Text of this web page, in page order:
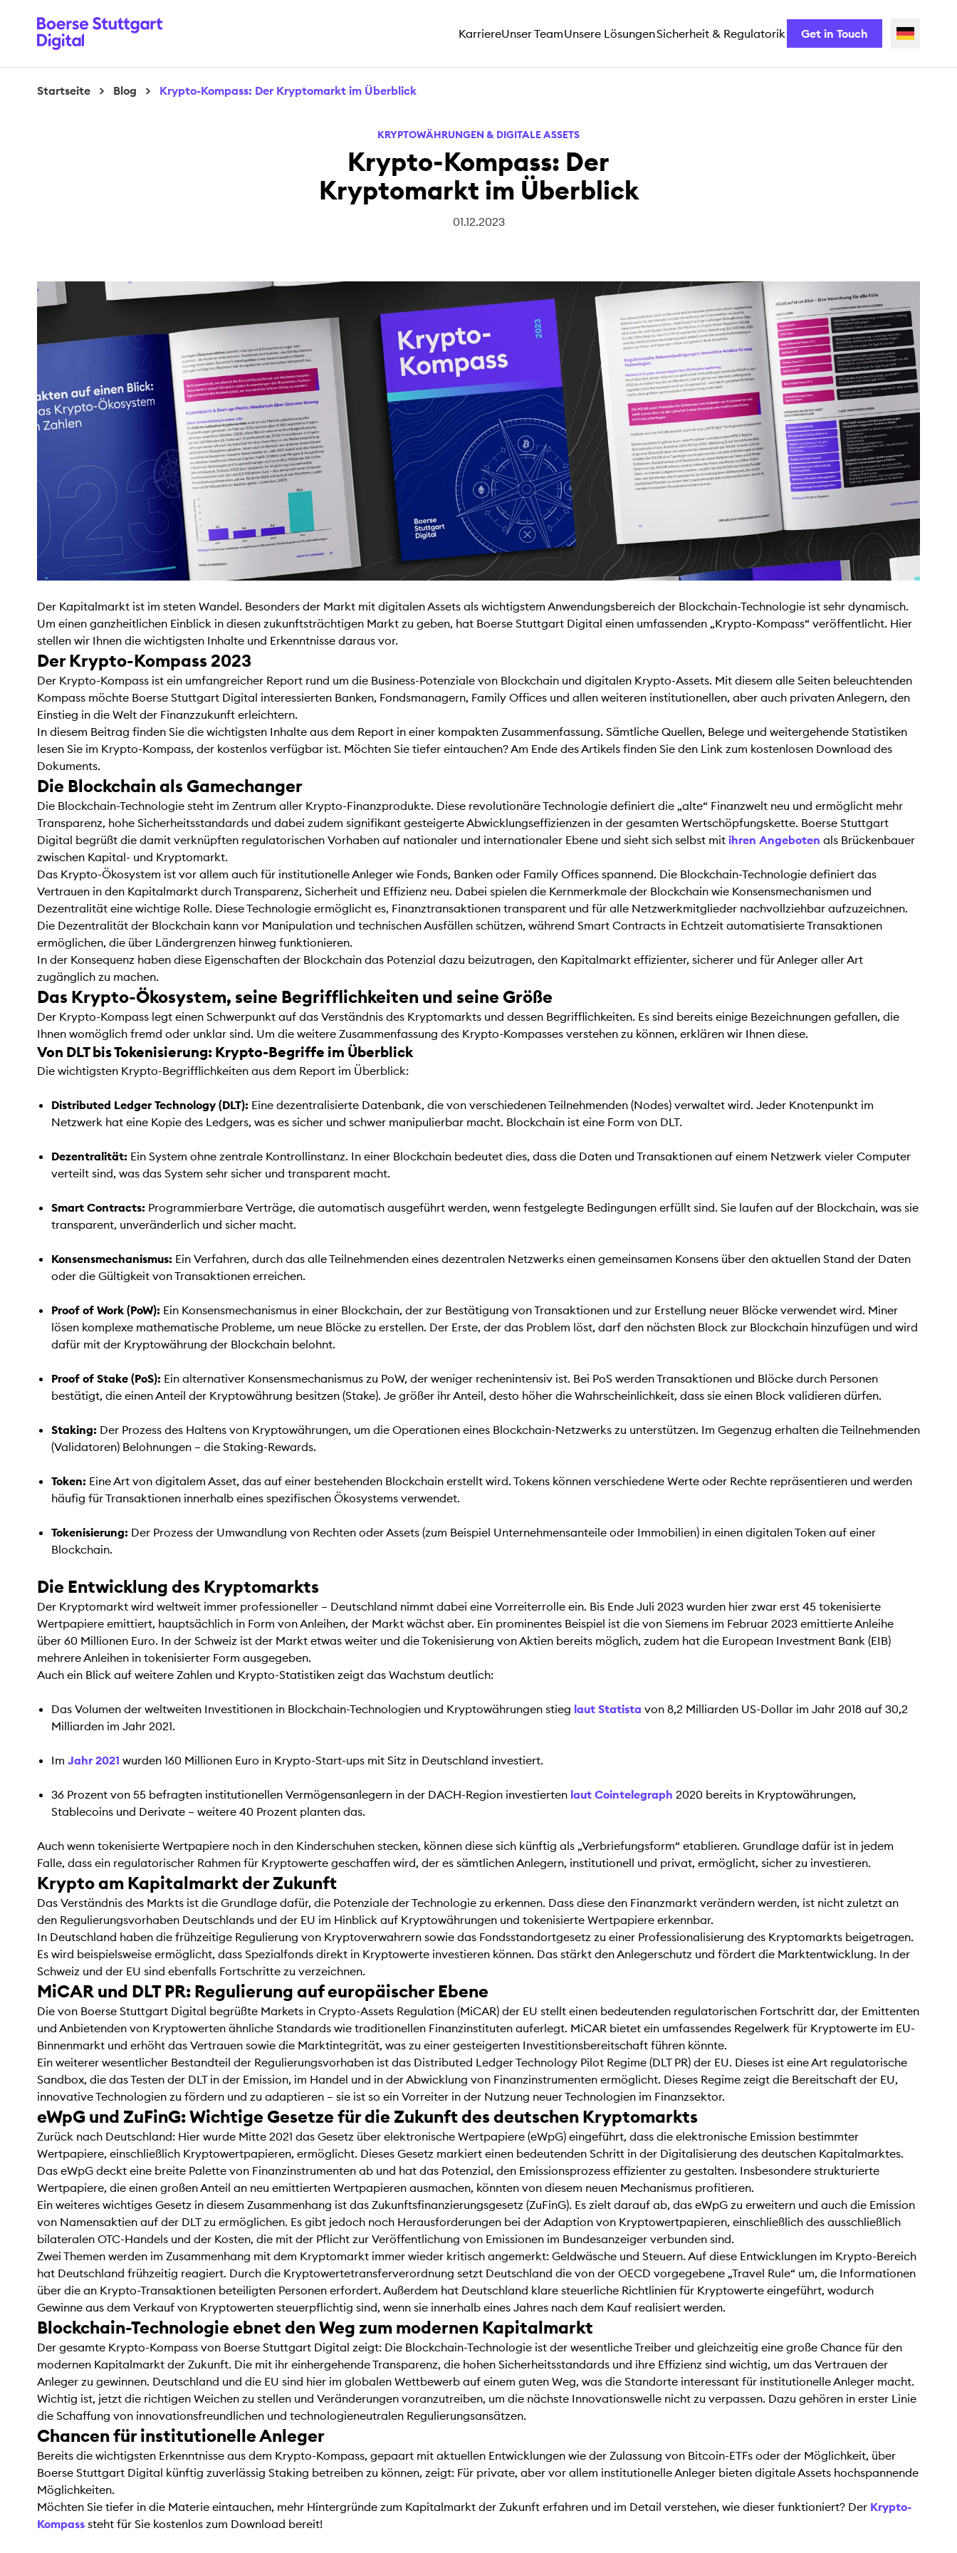
KarriereUnser TeamUnsere LösungenSicherheit & Regulatorik Get in Touch
Startseite > Blog > Krypto-Kompass: Der Kryptomarkt im Überblick
KRYPTOWÄHRUNGEN & DIGITALE ASSETS
Krypto-Kompass: Der
Kryptomarkt im Überblick
01.12.2023
Der Kapitalmarkt ist im steten Wandel. Besonders der Markt mit digitalen Assets als wichtigstem Anwendungsbereich der Blockchain-Technologie ist sehr dynamisch.
Um einen ganzheitlichen Einblick in diesen zukunftsträchtigen Markt zu geben, hat Boerse Stuttgart Digital einen umfassenden „Krypto-Kompass“ veröffentlicht. Hier
stellen wir Ihnen die wichtigsten Inhalte und Erkenntnisse daraus vor.
Der Krypto-Kompass 2023
Der Krypto-Kompass ist ein umfangreicher Report rund um die Business-Potenziale von Blockchain und digitalen Krypto-Assets. Mit diesem alle Seiten beleuchtenden
Kompass möchte Boerse Stuttgart Digital interessierten Banken, Fondsmanagern, Family Offices und allen weiteren institutionellen, aber auch privaten Anlegern, den
Einstieg in die Welt der Finanzzukunft erleichtern.
In diesem Beitrag finden Sie die wichtigsten Inhalte aus dem Report in einer kompakten Zusammenfassung. Sämtliche Quellen, Belege und weitergehende Statistiken
lesen Sie im Krypto-Kompass, der kostenlos verfügbar ist. Möchten Sie tiefer eintauchen? Am Ende des Artikels finden Sie den Link zum kostenlosen Download des
Dokuments.
Die Blockchain als Gamechanger
Die Blockchain-Technologie steht im Zentrum aller Krypto-Finanzprodukte. Diese revolutionäre Technologie definiert die „alte“ Finanzwelt neu und ermöglicht mehr
Transparenz, hohe Sicherheitsstandards und dabei zudem signifikant gesteigerte Abwicklungseffizienzen in der gesamten Wertschöpfungskette. Boerse Stuttgart
Digital begrüßt die damit verknüpften regulatorischen Vorhaben auf nationaler und internationaler Ebene und sieht sich selbst mit ihren Angeboten als Brückenbauer
zwischen Kapital- und Kryptomarkt.
Das Krypto-Ökosystem ist vor allem auch für institutionelle Anleger wie Fonds, Banken oder Family Offices spannend. Die Blockchain-Technologie definiert das
Vertrauen in den Kapitalmarkt durch Transparenz, Sicherheit und Effizienz neu. Dabei spielen die Kernmerkmale der Blockchain wie Konsensmechanismen und
Dezentralität eine wichtige Rolle. Diese Technologie ermöglicht es, Finanztransaktionen transparent und für alle Netzwerkmitglieder nachvollziehbar aufzuzeichnen.
Die Dezentralität der Blockchain kann vor Manipulation und technischen Ausfällen schützen, während Smart Contracts in Echtzeit automatisierte Transaktionen
ermöglichen, die über Ländergrenzen hinweg funktionieren.
In der Konsequenz haben diese Eigenschaften der Blockchain das Potenzial dazu beizutragen, den Kapitalmarkt effizienter, sicherer und für Anleger aller Art
zugänglich zu machen.
Das Krypto-Ökosystem, seine Begrifflichkeiten und seine Größe
Der Krypto-Kompass legt einen Schwerpunkt auf das Verständnis des Kryptomarkts und dessen Begrifflichkeiten. Es sind bereits einige Bezeichnungen gefallen, die
Ihnen womöglich fremd oder unklar sind. Um die weitere Zusammenfassung des Krypto-Kompasses verstehen zu können, erklären wir Ihnen diese.
Von DLT bis Tokenisierung: Krypto-Begriffe im Überblick
Die wichtigsten Krypto-Begrifflichkeiten aus dem Report im Überblick:
Distributed Ledger Technology (DLT): Eine dezentralisierte Datenbank, die von verschiedenen Teilnehmenden (Nodes) verwaltet wird. Jeder Knotenpunkt im
Netzwerk hat eine Kopie des Ledgers, was es sicher und schwer manipulierbar macht. Blockchain ist eine Form von DLT.
Dezentralität: Ein System ohne zentrale Kontrollinstanz. In einer Blockchain bedeutet dies, dass die Daten und Transaktionen auf einem Netzwerk vieler Computer
verteilt sind, was das System sehr sicher und transparent macht.
Smart Contracts: Programmierbare Verträge, die automatisch ausgeführt werden, wenn festgelegte Bedingungen erfüllt sind. Sie laufen auf der Blockchain, was sie
transparent, unveränderlich und sicher macht.
Konsensmechanismus: Ein Verfahren, durch das alle Teilnehmenden eines dezentralen Netzwerks einen gemeinsamen Konsens über den aktuellen Stand der Daten
oder die Gültigkeit von Transaktionen erreichen.
Proof of Work (PoW): Ein Konsensmechanismus in einer Blockchain, der zur Bestätigung von Transaktionen und zur Erstellung neuer Blöcke verwendet wird. Miner
lösen komplexe mathematische Probleme, um neue Blöcke zu erstellen. Der Erste, der das Problem löst, darf den nächsten Block zur Blockchain hinzufügen und wird
dafür mit der Kryptowährung der Blockchain belohnt.
Proof of Stake (PoS): Ein alternativer Konsensmechanismus zu PoW, der weniger rechenintensiv ist. Bei PoS werden Transaktionen und Blöcke durch Personen
bestätigt, die einen Anteil der Kryptowährung besitzen (Stake). Je größer ihr Anteil, desto höher die Wahrscheinlichkeit, dass sie einen Block validieren dürfen.
Staking: Der Prozess des Haltens von Kryptowährungen, um die Operationen eines Blockchain-Netzwerks zu unterstützen. Im Gegenzug erhalten die Teilnehmenden
(Validatoren) Belohnungen – die Staking-Rewards.
Token: Eine Art von digitalem Asset, das auf einer bestehenden Blockchain erstellt wird. Tokens können verschiedene Werte oder Rechte repräsentieren und werden
häufig für Transaktionen innerhalb eines spezifischen Ökosystems verwendet.
Tokenisierung: Der Prozess der Umwandlung von Rechten oder Assets (zum Beispiel Unternehmensanteile oder Immobilien) in einen digitalen Token auf einer
Blockchain.
Die Entwicklung des Kryptomarkts
Der Kryptomarkt wird weltweit immer professioneller – Deutschland nimmt dabei eine Vorreiterrolle ein. Bis Ende Juli 2023 wurden hier zwar erst 45 tokenisierte
Wertpapiere emittiert, hauptsächlich in Form von Anleihen, der Markt wächst aber. Ein prominentes Beispiel ist die von Siemens im Februar 2023 emittierte Anleihe
über 60 Millionen Euro. In der Schweiz ist der Markt etwas weiter und die Tokenisierung von Aktien bereits möglich, zudem hat die European Investment Bank (EIB)
mehrere Anleihen in tokenisierter Form ausgegeben.
Auch ein Blick auf weitere Zahlen und Krypto-Statistiken zeigt das Wachstum deutlich:
Das Volumen der weltweiten Investitionen in Blockchain-Technologien und Kryptowährungen stieg laut Statista von 8,2 Milliarden US-Dollar im Jahr 2018 auf 30,2
Milliarden im Jahr 2021.
Im Jahr 2021 wurden 160 Millionen Euro in Krypto-Start-ups mit Sitz in Deutschland investiert.
36 Prozent von 55 befragten institutionellen Vermögensanlegern in der DACH-Region investierten laut Cointelegraph 2020 bereits in Kryptowährungen,
Stablecoins und Derivate – weitere 40 Prozent planten das.
Auch wenn tokenisierte Wertpapiere noch in den Kinderschuhen stecken, können diese sich künftig als „Verbriefungsform“ etablieren. Grundlage dafür ist in jedem
Falle, dass ein regulatorischer Rahmen für Kryptowerte geschaffen wird, der es sämtlichen Anlegern, institutionell und privat, ermöglicht, sicher zu investieren.
Krypto am Kapitalmarkt der Zukunft
Das Verständnis des Markts ist die Grundlage dafür, die Potenziale der Technologie zu erkennen. Dass diese den Finanzmarkt verändern werden, ist nicht zuletzt an
den Regulierungsvorhaben Deutschlands und der EU im Hinblick auf Kryptowährungen und tokenisierte Wertpapiere erkennbar.
In Deutschland haben die frühzeitige Regulierung von Kryptoverwahrern sowie das Fondsstandortgesetz zu einer Professionalisierung des Kryptomarkts beigetragen.
Es wird beispielsweise ermöglicht, dass Spezialfonds direkt in Kryptowerte investieren können. Das stärkt den Anlegerschutz und fördert die Marktentwicklung. In der
Schweiz und der EU sind ebenfalls Fortschritte zu verzeichnen.
MiCAR und DLT PR: Regulierung auf europäischer Ebene
Die von Boerse Stuttgart Digital begrüßte Markets in Crypto-Assets Regulation (MiCAR) der EU stellt einen bedeutenden regulatorischen Fortschritt dar, der Emittenten
und Anbietenden von Kryptowerten ähnliche Standards wie traditionellen Finanzinstituten auferlegt. MiCAR bietet ein umfassendes Regelwerk für Kryptowerte im EU-
Binnenmarkt und erhöht das Vertrauen sowie die Marktintegrität, was zu einer gesteigerten Investitionsbereitschaft führen könnte.
Ein weiterer wesentlicher Bestandteil der Regulierungsvorhaben ist das Distributed Ledger Technology Pilot Regime (DLT PR) der EU. Dieses ist eine Art regulatorische
Sandbox, die das Testen der DLT in der Emission, im Handel und in der Abwicklung von Finanzinstrumenten ermöglicht. Dieses Regime zeigt die Bereitschaft der EU,
innovative Technologien zu fördern und zu adaptieren – sie ist so ein Vorreiter in der Nutzung neuer Technologien im Finanzsektor.
eWpG und ZuFinG: Wichtige Gesetze für die Zukunft des deutschen Kryptomarkts
Zurück nach Deutschland: Hier wurde Mitte 2021 das Gesetz über elektronische Wertpapiere (eWpG) eingeführt, dass die elektronische Emission bestimmter
Wertpapiere, einschließlich Kryptowertpapieren, ermöglicht. Dieses Gesetz markiert einen bedeutenden Schritt in der Digitalisierung des deutschen Kapitalmarktes.
Das eWpG deckt eine breite Palette von Finanzinstrumenten ab und hat das Potenzial, den Emissionsprozess effizienter zu gestalten. Insbesondere strukturierte
Wertpapiere, die einen großen Anteil an neu emittierten Wertpapieren ausmachen, könnten von diesem neuen Mechanismus profitieren.
Ein weiteres wichtiges Gesetz in diesem Zusammenhang ist das Zukunftsfinanzierungsgesetz (ZuFinG). Es zielt darauf ab, das eWpG zu erweitern und auch die Emission
von Namensaktien auf der DLT zu ermöglichen. Es gibt jedoch noch Herausforderungen bei der Adaption von Kryptowertpapieren, einschließlich des ausschließlich
bilateralen OTC-Handels und der Kosten, die mit der Pflicht zur Veröffentlichung von Emissionen im Bundesanzeiger verbunden sind.
Zwei Themen werden im Zusammenhang mit dem Kryptomarkt immer wieder kritisch angemerkt: Geldwäsche und Steuern. Auf diese Entwicklungen im Krypto-Bereich
hat Deutschland frühzeitig reagiert. Durch die Kryptowertetransferverordnung setzt Deutschland die von der OECD vorgegebene „Travel Rule“ um, die Informationen
über die an Krypto-Transaktionen beteiligten Personen erfordert. Außerdem hat Deutschland klare steuerliche Richtlinien für Kryptowerte eingeführt, wodurch
Gewinne aus dem Verkauf von Kryptowerten steuerpflichtig sind, wenn sie innerhalb eines Jahres nach dem Kauf realisiert werden.
Blockchain-Technologie ebnet den Weg zum modernen Kapitalmarkt
Der gesamte Krypto-Kompass von Boerse Stuttgart Digital zeigt: Die Blockchain-Technologie ist der wesentliche Treiber und gleichzeitig eine große Chance für den
modernen Kapitalmarkt der Zukunft. Die mit ihr einhergehende Transparenz, die hohen Sicherheitsstandards und ihre Effizienz sind wichtig, um das Vertrauen der
Anleger zu gewinnen. Deutschland und die EU sind hier im globalen Wettbewerb auf einem guten Weg, was die Standorte interessant für institutionelle Anleger macht.
Wichtig ist, jetzt die richtigen Weichen zu stellen und Veränderungen voranzutreiben, um die nächste Innovationswelle nicht zu verpassen. Dazu gehören in erster Linie
die Schaffung von innovationsfreundlichen und technologieneutralen Regulierungsansätzen.
Chancen für institutionelle Anleger
Bereits die wichtigsten Erkenntnisse aus dem Krypto-Kompass, gepaart mit aktuellen Entwicklungen wie der Zulassung von Bitcoin-ETFs oder der Möglichkeit, über
Boerse Stuttgart Digital künftig zuverlässig Staking betreiben zu können, zeigt: Für private, aber vor allem institutionelle Anleger bieten digitale Assets hochspannende
Möglichkeiten.
Möchten Sie tiefer in die Materie eintauchen, mehr Hintergründe zum Kapitalmarkt der Zukunft erfahren und im Detail verstehen, wie dieser funktioniert? Der Krypto-
Kompass steht für Sie kostenlos zum Download bereit!